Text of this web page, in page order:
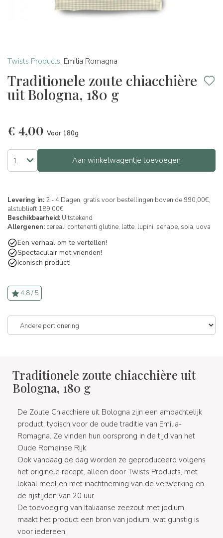
Twists Products, Emilia Romagna
Traditionele zoute chiacchière
uit Bologna, 180 g
€ 4,00 Voor 180g
Aan winkelwagentje toevoegen
Levering in: 2 - 4 Dagen, gratis voor bestellingen boven de 990,00€,
alstublieft 189,00€
Beschikbaarheid: Uitstekend
Allergenen: cereali contenenti glutine, latte, lupini, senape, soia, uova
Een verhaal om te vertellen!
Spectaculair met vrienden!
Iconisch product!
4.8 / 5
Traditionele zoute chiacchière uit
Bologna, 180 g
De Zoute Chiacchiere uit Bologna zijn een ambachtelijk
product, typisch voor de oude traditie van Emilia-
Romagna. Ze vinden hun oorsprong in de tijd van het
Oude Romeinse Rijk.
Ook vandaag de dag worden ze geproduceerd volgens
het originele recept, alleen door Twists Products, met
lokaal meel en met inachtneming van de verwerking en
de rijstijden van 20 uur.
De toevoeging van Italiaanse zeezout met jodium
maakt het product een bron van jodium, wat gunstig is
voor iedereen.